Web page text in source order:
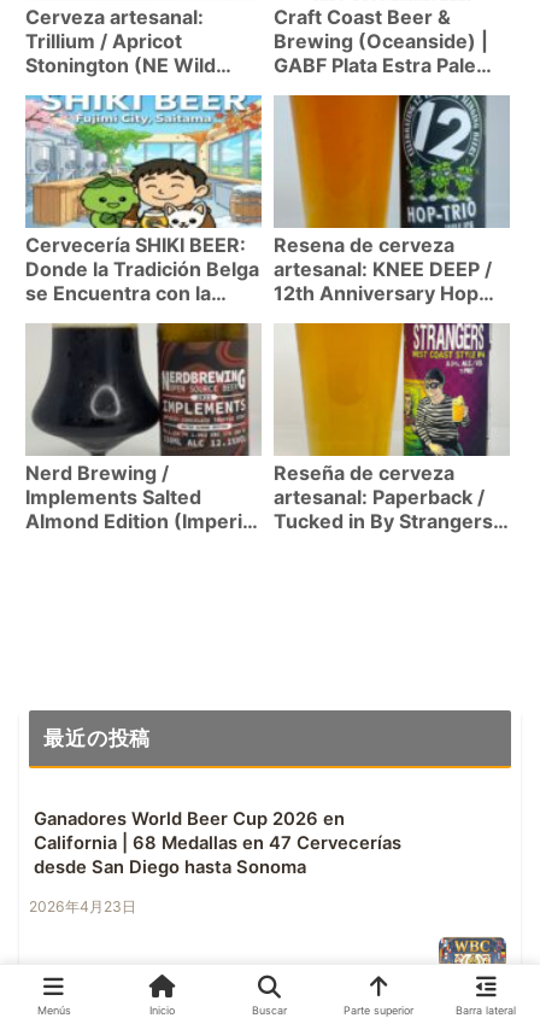
Cerveza artesanal:
Trillium / Apricot
Stonington (NE Wild
Craft Coast Beer &
Brewing (Oceanside) |
GABF Plata Estra Pale
Cervecería SHIKI BEER:
Donde la Tradición Belga
se Encuentra con la
Resena de cerveza
artesanal: KNEE DEEP /
12th Anniversary Hop
Nerd Brewing /
Implements Salted
Almond Edition (Imperial
Reseña de cerveza
artesanal: Paperback /
Tucked in By Strangers
最近の投稿
Ganadores World Beer Cup 2026 en
California | 68 Medallas en 47 Cervecerías
desde San Diego hasta Sonoma
2026年4月23日
Menús Inicio Buscar Parte superior Barra lateral